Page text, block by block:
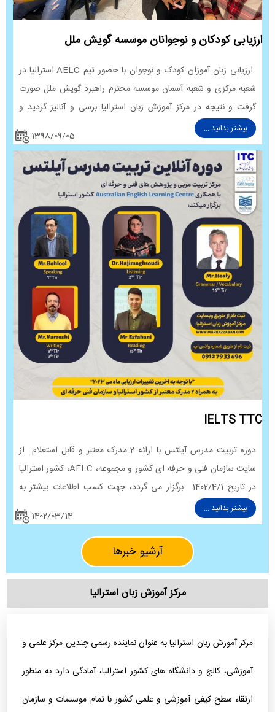
فنی و حرفه ای کشورITC صادر و دارای کد
رهگیری و قابلیت استعلام از سایت این مرکز را
دارد
ارزیابی کودکان و نوجوانان موسسه گویش ملل
ارزیابی زبان آموزان کودک و نوجوان با حضور تیم AELC استرالیا در
شعبه مرکزی و شعبه آسمان موسسه محترم راهبرد گویش ملل صورت
گرفت و نتیجه در مرکز آموزش زبان استرالیا برسی و آنالیز گردید و
گزارش مربوطه تهیه و به موسسه محترم راهبرد گویش ملل اعلام و
پس از دسته بندی بر اساس نمرات گرفته شده اطلاعات مربوطه جهت
صدور گواهینامه ی قابل استعلام به کشور استرالیا منعکس گردید
بیشتر بدانید ...
1398/09/05
IELTS TTC
دوره تربیت مدرس آیلتس با ارائه 2 مدرک معتبر و قابل استعلام از
سایت سازمان فنی و حرفه ای کشور و مجموعه، AELC، کشور استرالیا
در تاریخ 1402/4/1 برگزار می گردد، جهت کسب اطلاعات بیشتر به
لینک زیر مراجعه فرمایید.
https://markazzaban.com/term/10035
بیشتر بدانید ...
1402/03/14
آرشیو خبرها
مرکز آموزش زبان استرالیا
مرکز آموزش زبان استرالیا به عنوان نماینده رسمی چندین مرکز علمی و
آموزشی، کالج و دانشگاه های کشور استرالیا، آمادگی دارد به منظور
ارتقاء سطح کیفی آموزشی و علمی کشور با تمام موسسات و سازمان